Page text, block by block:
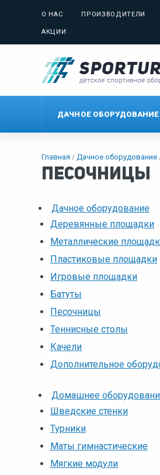
О НАС ПРОИЗВОДИТЕЛИ
АКЦИИ
ДАЧНОЕ ОБОРУДОВАНИЕ
Главная Дачное оборудование
Песочницы
Дачное оборудование
Деревянные площадки
Металлические
Пластиковые площадки
Игровые площадки
Батуты
Песочницы
Теннисные столы
Качели
Дополнительное
Домашнее
Шведские стенки
Турники
Маты гимнастические
Мягкие модули